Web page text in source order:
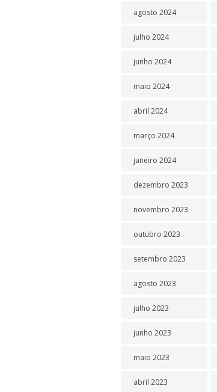
agosto 2024
julho 2024
junho 2024
maio 2024
abril 2024
março 2024
janeiro 2024
dezembro 2023
novembro 2023
outubro 2023
setembro 2023
agosto 2023
julho 2023
junho 2023
maio 2023
abril 2023